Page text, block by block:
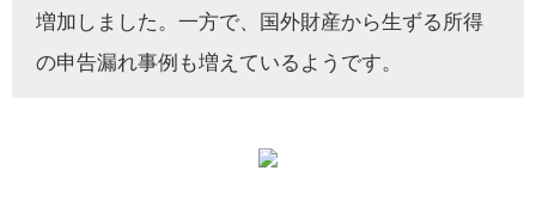
増加しました。一方で、国外財産から生ずる所得
の申告漏れ事例も増えているようです。